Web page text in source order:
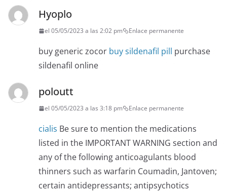
Hyoplo
el 05/05/2023 a las 2:02 pm Enlace permanente
buy generic zocor buy sildenafil pill purchase
sildenafil online
poloutt
el 05/05/2023 a las 3:18 pm Enlace permanente
cialis Be sure to mention the medications
listed in the IMPORTANT WARNING section and
any of the following anticoagulants blood
thinners such as warfarin Coumadin, Jantoven;
certain antidepressants; antipsychotics